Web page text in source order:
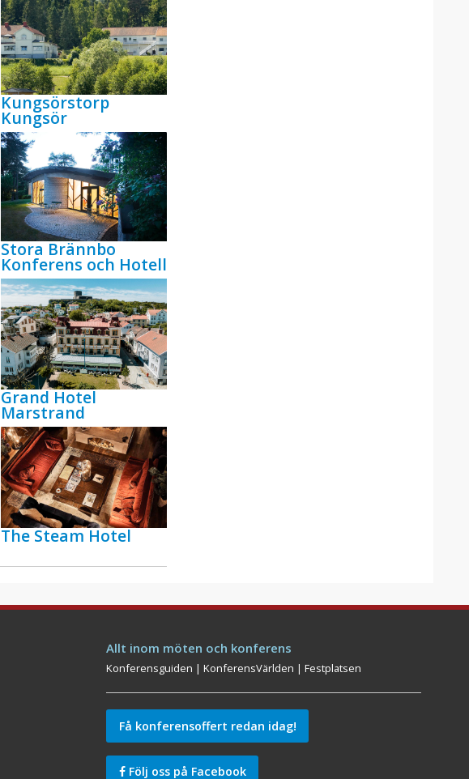
Kungsörstorp
Kungsör
Stora Brännbo
Konferens och Hotell
Grand Hotel
Marstrand
The Steam Hotel
Allt inom möten och konferens
Konferensguiden |KonferensVärlden |Festplatsen
Få konferensoffert redan idag!
Följ oss på Facebook